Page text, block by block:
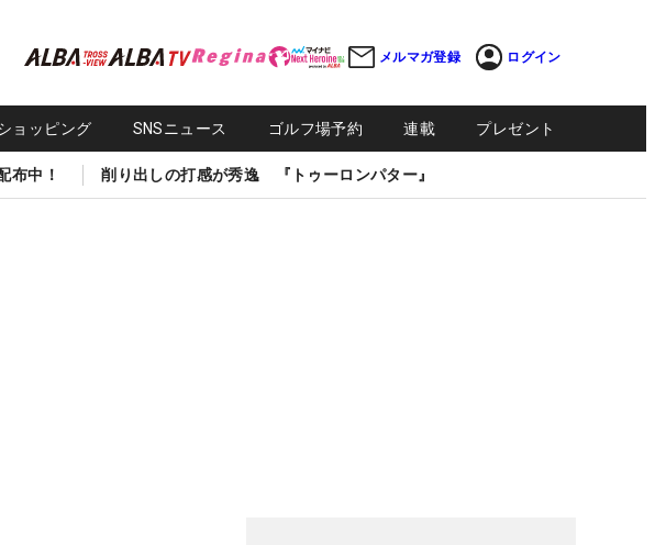
メルマガ登録 ログイン
ョッピング SNSニュース ゴルフ場予約 連載 プレゼント
布中！ 削り出しの打感が秀逸 『トゥーロンパター』